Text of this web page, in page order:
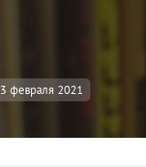
3 февраля 2021